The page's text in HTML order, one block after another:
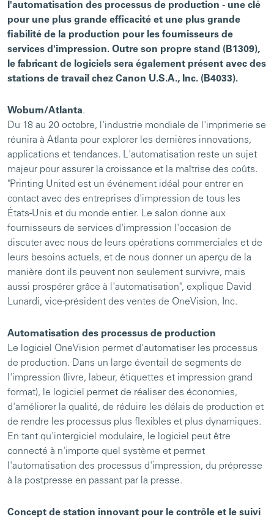
l'automatisation des processus de production - une clé
pour une plus grande efficacité et une plus grande
fiabilité de la production pour les fournisseurs de
services d'impression. Outre son propre stand (B1309),
le fabricant de logiciels sera également présent avec des
stations de travail chez Canon U.S.A., Inc. (B4033).
Woburn/Atlanta.
Du 18 au 20 octobre, l'industrie mondiale de l'imprimerie se
réunira à Atlanta pour explorer les dernières innovations,
applications et tendances. L'automatisation reste un sujet
majeur pour assurer la croissance et la maîtrise des coûts.
"Printing United est un événement idéal pour entrer en
contact avec des entreprises d'impression de tous les
États-Unis et du monde entier. Le salon donne aux
fournisseurs de services d'impression l'occasion de
discuter avec nous de leurs opérations commerciales et de
leurs besoins actuels, et de nous donner un aperçu de la
manière dont ils peuvent non seulement survivre, mais
aussi prospérer grâce à l'automatisation", explique David
Lunardi, vice-président des ventes de OneVision, Inc.
Automatisation des processus de production
Le logiciel OneVision permet d'automatiser les processus
de production. Dans un large éventail de segments de
l'impression (livre, labeur, étiquettes et impression grand
format), le logiciel permet de réaliser des économies,
d'améliorer la qualité, de réduire les délais de production et
de rendre les processus plus flexibles et plus dynamiques.
En tant qu'intergiciel modulaire, le logiciel peut être
connecté à n'importe quel système et permet
l'automatisation des processus d'impression, du prépresse
à la postpresse en passant par la presse.
Concept de station innovant pour le contrôle et le suivi